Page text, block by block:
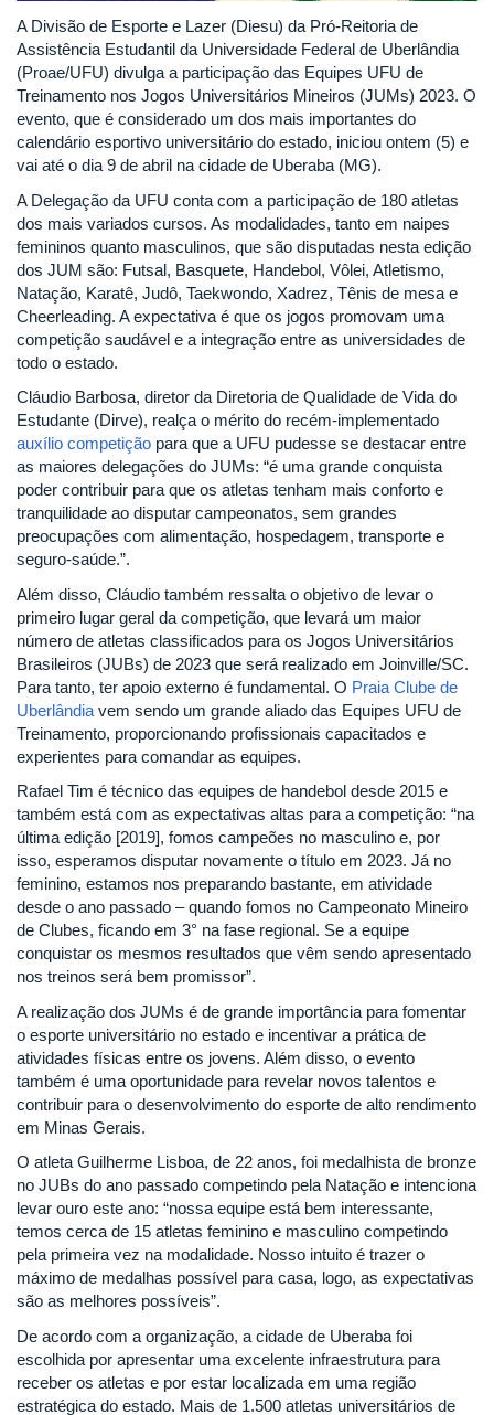
A Divisão de Esporte e Lazer (Diesu) da Pró-Reitoria de
Assistência Estudantil da Universidade Federal de Uberlândia
(Proae/UFU) divulga a participação das Equipes UFU de
Treinamento nos Jogos Universitários Mineiros (JUMs) 2023. O
evento, que é considerado um dos mais importantes do
calendário esportivo universitário do estado, iniciou ontem (5) e
vai até o dia 9 de abril na cidade de Uberaba (MG).
A Delegação da UFU conta com a participação de 180 atletas
dos mais variados cursos. As modalidades, tanto em naipes
femininos quanto masculinos, que são disputadas nesta edição
dos JUM são: Futsal, Basquete, Handebol, Vôlei, Atletismo,
Natação, Karatê, Judô, Taekwondo, Xadrez, Tênis de mesa e
Cheerleading. A expectativa é que os jogos promovam uma
competição saudável e a integração entre as universidades de
todo o estado.
Cláudio Barbosa, diretor da Diretoria de Qualidade de Vida do
Estudante (Dirve), realça o mérito do recém-implementado
auxílio competição para que a UFU pudesse se destacar entre
as maiores delegações do JUMs: “é uma grande conquista
poder contribuir para que os atletas tenham mais conforto e
tranquilidade ao disputar campeonatos, sem grandes
preocupações com alimentação, hospedagem, transporte e
seguro-saúde.”.
Além disso, Cláudio também ressalta o objetivo de levar o
primeiro lugar geral da competição, que levará um maior
número de atletas classificados para os Jogos Universitários
Brasileiros (JUBs) de 2023 que será realizado em Joinville/SC.
Para tanto, ter apoio externo é fundamental. O Praia Clube de
Uberlândia vem sendo um grande aliado das Equipes UFU de
Treinamento, proporcionando profissionais capacitados e
experientes para comandar as equipes.
Rafael Tim é técnico das equipes de handebol desde 2015 e
também está com as expectativas altas para a competição: “na
última edição [2019], fomos campeões no masculino e, por
isso, esperamos disputar novamente o título em 2023. Já no
feminino, estamos nos preparando bastante, em atividade
desde o ano passado – quando fomos no Campeonato Mineiro
de Clubes, ficando em 3° na fase regional. Se a equipe
conquistar os mesmos resultados que vêm sendo apresentado
nos treinos será bem promissor”.
A realização dos JUMs é de grande importância para fomentar
o esporte universitário no estado e incentivar a prática de
atividades físicas entre os jovens. Além disso, o evento
também é uma oportunidade para revelar novos talentos e
contribuir para o desenvolvimento do esporte de alto rendimento
em Minas Gerais.
O atleta Guilherme Lisboa, de 22 anos, foi medalhista de bronze
no JUBs do ano passado competindo pela Natação e intenciona
levar ouro este ano: “nossa equipe está bem interessante,
temos cerca de 15 atletas feminino e masculino competindo
pela primeira vez na modalidade. Nosso intuito é trazer o
máximo de medalhas possível para casa, logo, as expectativas
são as melhores possíveis”.
De acordo com a organização, a cidade de Uberaba foi
escolhida por apresentar uma excelente infraestrutura para
receber os atletas e por estar localizada em uma região
estratégica do estado. Mais de 1.500 atletas universitários de